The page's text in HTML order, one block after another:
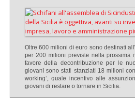
Oltre 600 milioni di euro sono destinati
per 200 milioni previste nella prossima
favore della decontribuzione per le
giovani sono stati stanziati 18 milioni
working’, quale incentivo alle
giovani di restare o tornare in Sicilia.